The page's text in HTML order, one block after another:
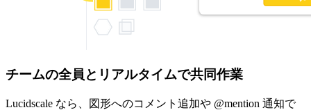
チームの全員とリアルタイムで共同作業
Lucidscale なら、図形へのコメント追加や @mention 通知で